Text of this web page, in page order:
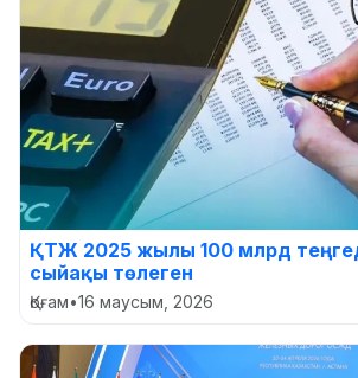
ҚТЖ 2025 жылы 100 млрд
сыйақы төлеген
Қоғам•16 маусым, 2026